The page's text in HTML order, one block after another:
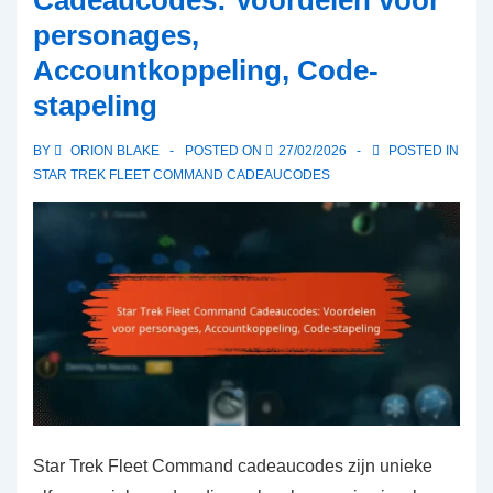
Exclusieve
codes,
Inwisselproces
personages,
Accountkoppeling, Code-
stapeling
BY ORION BLAKE POSTED ON 27/02/2026
POSTED IN
STAR TREK FLEET COMMAND CADEAUCODES
Star Trek Fleet Command cadeaucodes zijn unieke